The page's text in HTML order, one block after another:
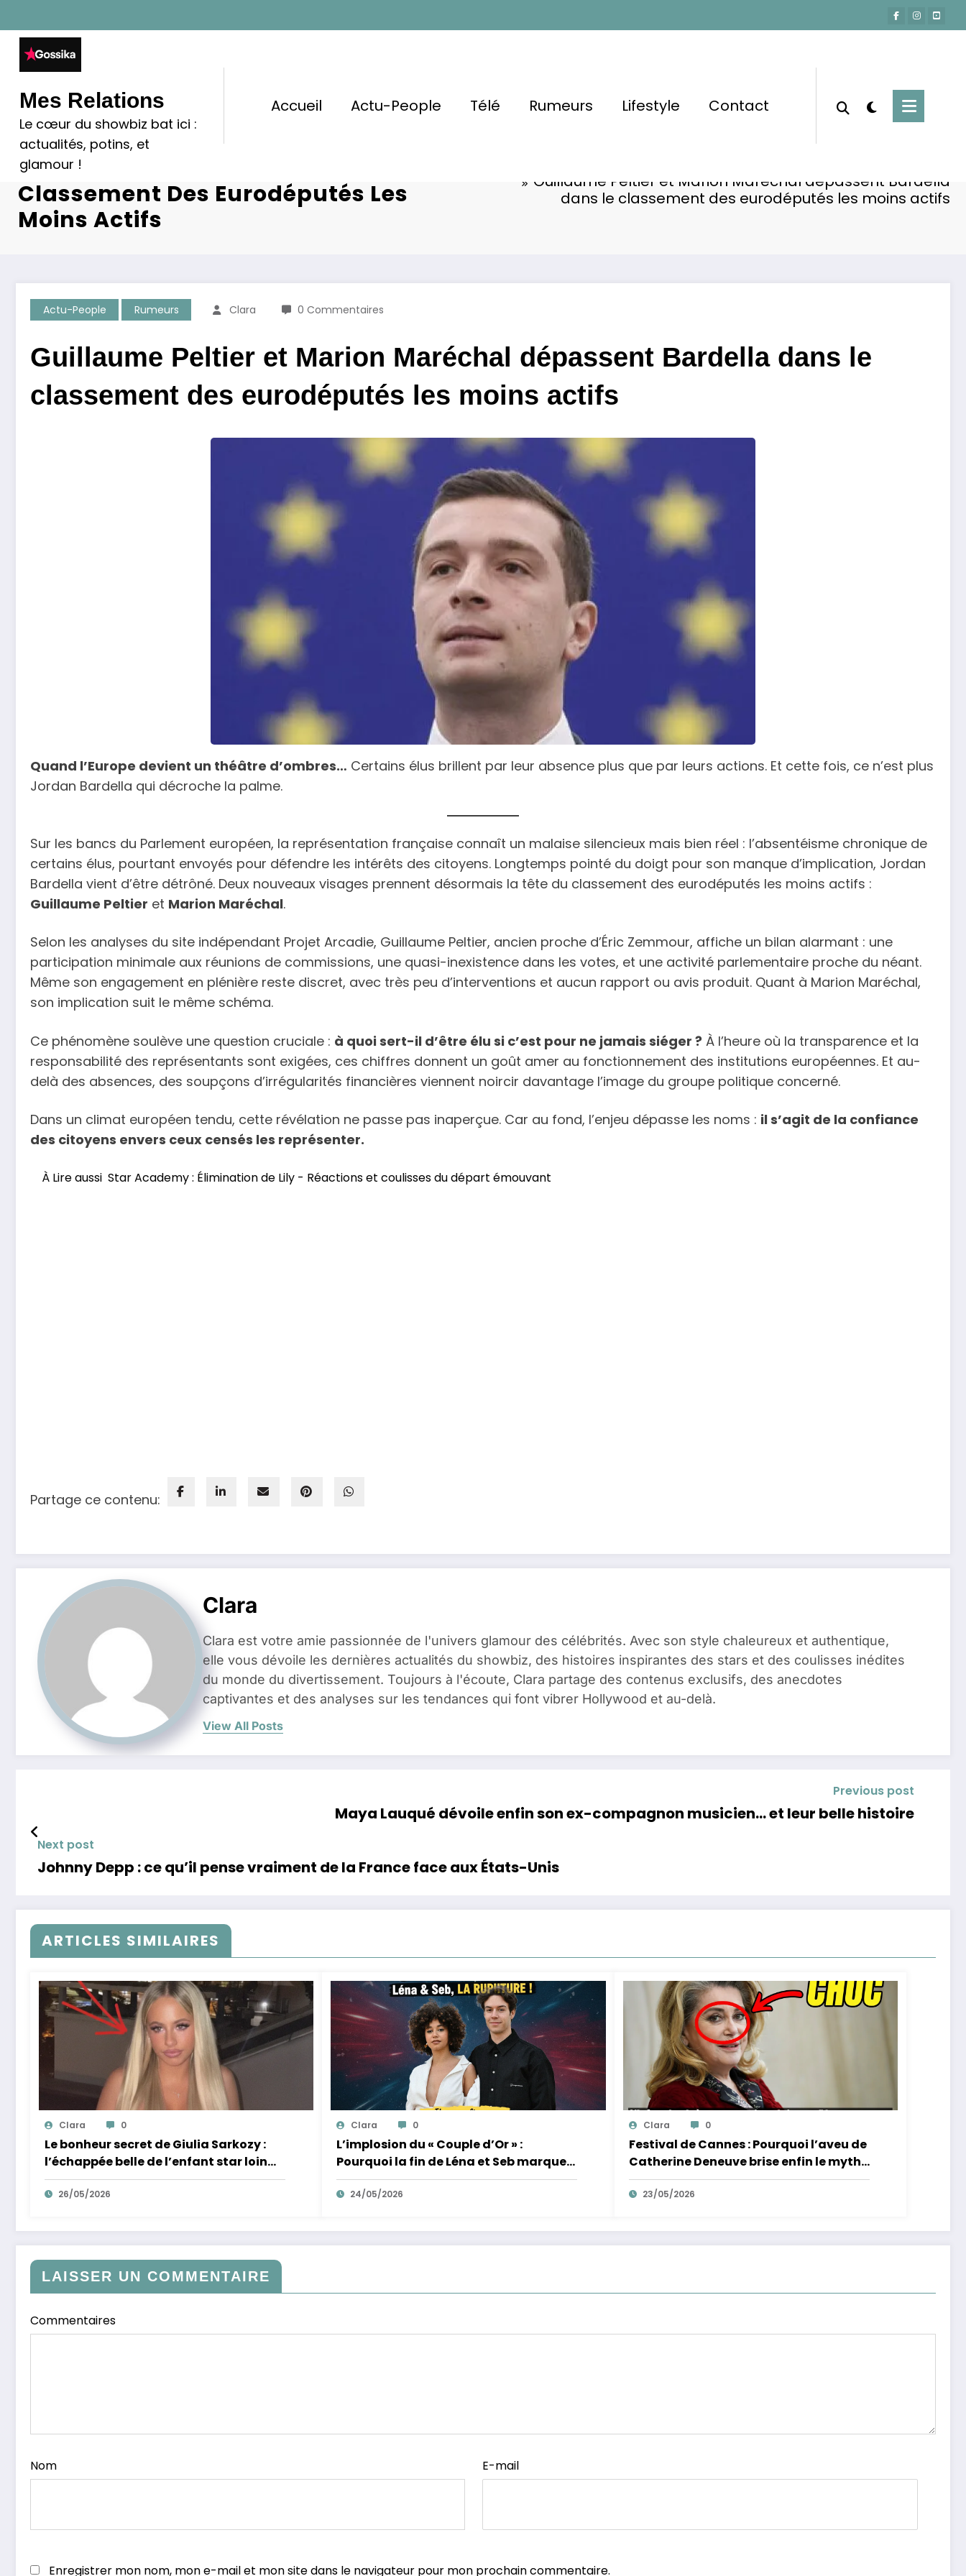
au
contenu
Mes Relations
Le cœur du showbiz bat ici :
actualités, potins, et
glamour !
Accueil Actu-People Télé Rumeurs Lifestyle Contact
Guillaume Peltier Et Marion Maréchal
Dépassent Bardella Dans Le
Classement Des Eurodéputés Les
Moins Actifs
Guillaume Peltier et Marion Maréchal dépassent Bardella
dans le classement des eurodéputés les moins actifs
Actu-People Rumeurs Clara 0 Commentaires
Guillaume Peltier et Marion Maréchal dépassent Bardella dans le
classement des eurodéputés les moins actifs
Quand l’Europe devient un théâtre d’ombres… Certains élus brillent par leur absence plus que par leurs actions. Et cette fois, ce n’est plus
Jordan Bardella qui décroche la palme.
Sur les bancs du Parlement européen, la représentation française connaît un malaise silencieux mais bien réel : l’absentéisme chronique de
certains élus, pourtant envoyés pour défendre les intérêts des citoyens. Longtemps pointé du doigt pour son manque d’implication, Jordan
Bardella vient d’être détrôné. Deux nouveaux visages prennent désormais la tête du classement des eurodéputés les moins actifs :
Guillaume Peltier et Marion Maréchal.
Selon les analyses du site indépendant Projet Arcadie, Guillaume Peltier, ancien proche d’Éric Zemmour, affiche un bilan alarmant : une
participation minimale aux réunions de commissions, une quasi-inexistence dans les votes, et une activité parlementaire proche du néant.
Même son engagement en plénière reste discret, avec très peu d’interventions et aucun rapport ou avis produit. Quant à Marion Maréchal,
son implication suit le même schéma.
Ce phénomène soulève une question cruciale : à quoi sert-il d’être élu si c’est pour ne jamais siéger ? À l’heure où la transparence et la
responsabilité des représentants sont exigées, ces chiffres donnent un goût amer au fonctionnement des institutions européennes. Et au-
delà des absences, des soupçons d’irrégularités financières viennent noircir davantage l’image du groupe politique concerné.
Dans un climat européen tendu, cette révélation ne passe pas inaperçue. Car au fond, l’enjeu dépasse les noms : il s’agit de la confiance
des citoyens envers ceux censés les représenter.
À Lire aussi Star Academy : Élimination de Lily - Réactions et coulisses du départ émouvant
Partage ce contenu:
Clara
Clara est votre amie passionnée de l'univers glamour des célébrités. Avec son style chaleureux et authentique,
elle vous dévoile les dernières actualités du showbiz, des histoires inspirantes des stars et des coulisses inédites
du monde du divertissement. Toujours à l'écoute, Clara partage des contenus exclusifs, des anecdotes
captivantes et des analyses sur les tendances qui font vibrer Hollywood et au-delà.
View All Posts
Previous post
Maya Lauqué dévoile enfin son ex-compagnon musicien… et leur belle histoire
Next post
Johnny Depp : ce qu’il pense vraiment de la France face aux États-Unis
ARTICLES SIMILAIRES
Clara 0
Le bonheur secret de Giulia Sarkozy :
l’échappée belle de l’enfant star loin
des tumultes familiaux.
26/05/2026
Clara 0
L’implosion du « Couple d’Or » :
Pourquoi la fin de Léna et Seb marque
la fin de l’innocence sur YouTube
24/05/2026
Clara 0
Festival de Cannes : Pourquoi l’aveu de
Catherine Deneuve brise enfin le mythe
de la Croisette
23/05/2026
LAISSER UN COMMENTAIRE
Commentaires
Nom E-mail
Enregistrer mon nom, mon e-mail et mon site dans le navigateur pour mon prochain commentaire.